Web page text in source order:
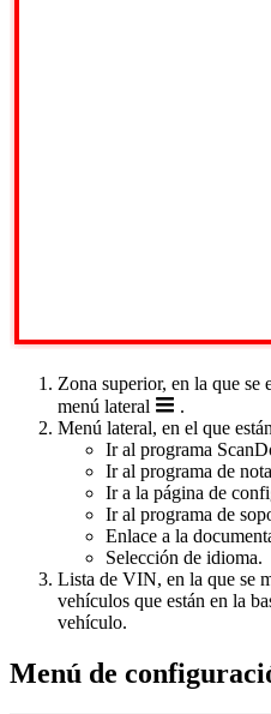
Zona superior, en la que se
menú lateral
.
Menú lateral, en el que
Ir al programa
Ir al programa de
Ir a la página de
Ir al programa de
Enlace a la
Selección de idioma.
Lista de VIN, en la que se
vehículos que están en la
vehículo.
Menú de